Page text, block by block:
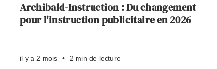
Archibald-Instruction : Du changement
pour l'instruction publicitaire en 2026
il y a 2 mois • 2 min de lecture